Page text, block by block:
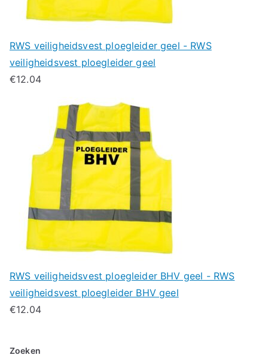
RWS veiligheidsvest ploegleider geel - RWS
veiligheidsvest ploegleider geel
€12.04
RWS veiligheidsvest ploegleider BHV geel - RWS
veiligheidsvest ploegleider BHV geel
€12.04
Zoeken